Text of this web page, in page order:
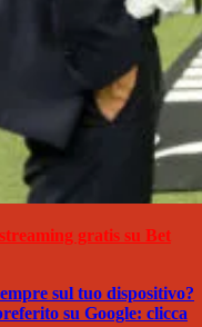
gratis su Bet
sul tuo dispositivo?
su Google: clicca